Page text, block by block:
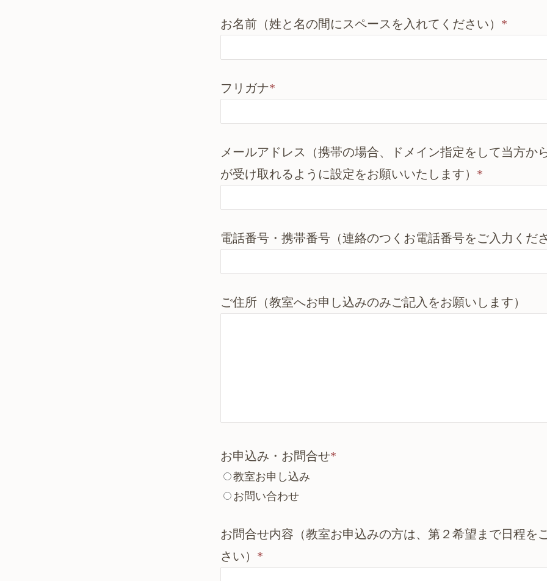
お名前（姓と名の間にスペースを入れてください） *
フリガナ*
メールアドレス（携帯の場合、ドメイン指定をして当方か
が受け取れるように設定をお願いいたします） *
電話番号・携帯番号（連絡のつくお電話番号をご入力くださ
ご住所（教室へお申し込みのみご記入をお願いします）
お申込み・お問合せ*
教室お申し込み
お問い合わせ
お問合せ内容（教室お申込みの方は、第２希望まで日程を
さい） *